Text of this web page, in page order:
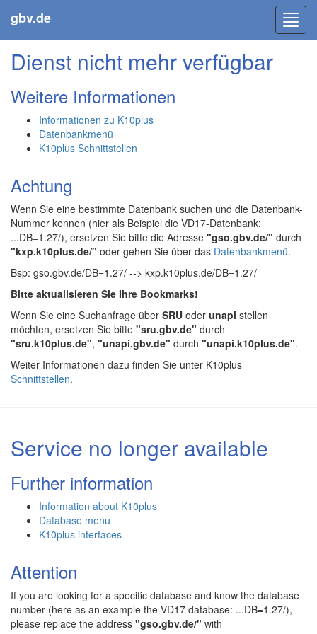
gbv.de
Dienst nicht mehr verfügbar
Weitere Informationen
Informationen zu K10plus
Datenbankmenü
K10plus Schnittstellen
Achtung
Wenn Sie eine bestimmte Datenbank suchen und die Datenbank-
Nummer kennen (hier als Beispiel die VD17-Datenbank:
...DB=1.27/), ersetzen Sie bitte die Adresse "gso.gbv.de/" durch
"kxp.k10plus.de/" oder gehen Sie über das Datenbankmenü.
Bsp: gso.gbv.de/DB=1.27/ --> kxp.k10plus.de/DB=1.27/
Bitte aktualisieren Sie Ihre Bookmarks!
Wenn Sie eine Suchanfrage über SRU oder unapi stellen
möchten, ersetzen Sie bitte "sru.gbv.de" durch
"sru.k10plus.de", "unapi.gbv.de" durch "unapi.k10plus.de".
Weiter Informationen dazu finden Sie unter K10plus
Schnittstellen.
Service no longer available
Further information
Information about K10plus
Database menu
K10plus interfaces
Attention
If you are looking for a specific database and know the database
number (here as an example the VD17 database: ...DB=1.27/),
please replace the address "gso.gbv.de/" with